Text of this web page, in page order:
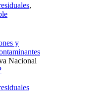
,
y
Nacional